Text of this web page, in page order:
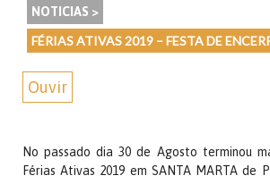
NOTICIAS >
FÉRIAS ATIVAS 2019 – FESTA DE
Ouvir
No passado dia 30 de Agosto terminou
Férias Ativas 2019 em SANTA MARTA de